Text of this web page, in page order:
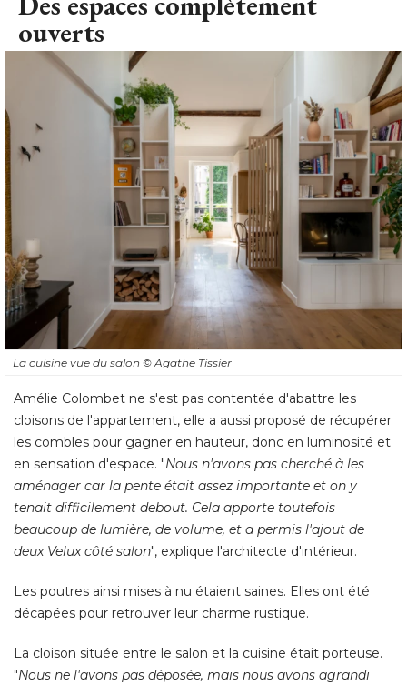
ouverts
La cuisine vue du salon © Agathe Tissier
Amélie Colombet ne s'est pas contentée d'abattre les
cloisons de l'appartement, elle a aussi proposé de récupérer
les combles pour gagner en hauteur, donc en luminosité et
en sensation d'espace. "Nous n'avons pas cherché à les
aménager car la pente était assez importante et on y
tenait difficilement debout. Cela apporte toutefois
beaucoup de lumière, de volume, et a permis l'ajout de
deux Velux côté salon", explique l'architecte d'intérieur.
Les poutres ainsi mises à nu étaient saines. Elles ont été
décapées pour retrouver leur charme rustique.
La cloison située entre le salon et la cuisine était porteuse.
"Nous ne l'avons pas déposée, mais nous avons agrandi